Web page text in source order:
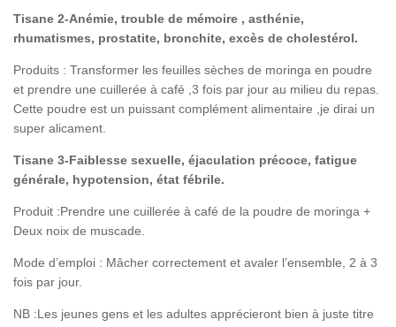
Tisane 2-Anémie, trouble de mémoire , asthénie,
rhumatismes, prostatite, bronchite, excès de cholestérol.
Produits : Transformer les feuilles sèches de moringa en poudre
et prendre une cuillerée à café ,3 fois par jour au milieu du repas.
Cette poudre est un puissant complément alimentaire ,je dirai un
super alicament.
Tisane 3-Faiblesse sexuelle, éjaculation précoce, fatigue
générale, hypotension, état fébrile.
Produit :Prendre une cuillerée à café de la poudre de moringa +
Deux noix de muscade.
Mode d’emploi : Mâcher correctement et avaler l’ensemble, 2 à 3
fois par jour.
NB :Les jeunes gens et les adultes apprécieront bien à juste titre